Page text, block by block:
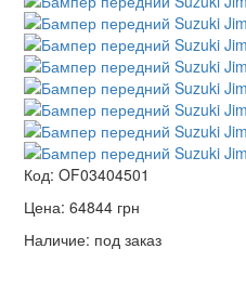
Код: OF03404501
Цена: 64844 грн
Наличие: под заказ